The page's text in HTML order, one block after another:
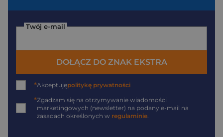
Twój e-mail
DOŁĄCZ DO ZNAK EKSTRA
*Akceptujępolitykę prywatności
*Zgadzam się na otrzymywanie wiadomości
marketingowych (newsletter) na podany e-mail na
zasadach określonych w regulaminie.